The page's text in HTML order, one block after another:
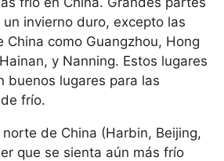
invierno duro, excepto las
China como Guangzhou, Hong
y Nanning. Estos lugares
buenos lugares para las
frío.
de China (Harbin, Beijing,
que se sienta aún más frío